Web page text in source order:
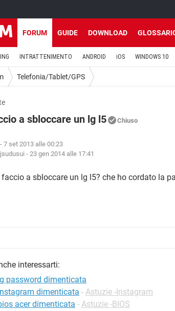
FORUM GUIDE DOWNLOAD
INTRATTENIMENTO ANDROID iOS WINDOWS 10
Telefonia/Tablet/GPS
a sbloccare un lg l5 Chiuso
- 7 set 2013 alle 00:23
- 23 gen 2014 alle 17:41
faccio a sbloccare un lg l5? che ho cordato la
interessarti:
password dimenticata
dimenticata - Astuzie -Instagram
acer dimenticata - Astuzie -BIOS